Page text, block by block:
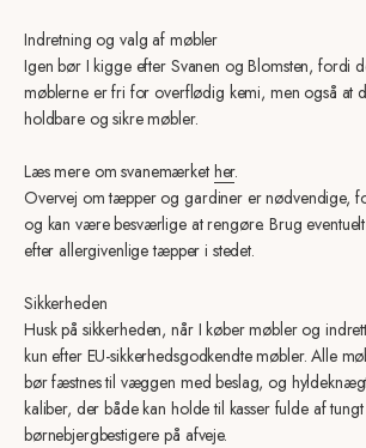
Indretning og valg af møbler
Igen bør I kigge efter Svanen og Blomsten, fordi
møblerne er fri for overflødig kemi, men også at
holdbare og sikre møbler.
Læs mere om svanemærket her.
Overvej om tæpper og gardiner er nødvendige,
og kan være besværlige at rengøre. Brug
efter allergivenlige tæpper i stedet.
Sikkerheden
Husk på sikkerheden, når I køber møbler og
kun efter EU-sikkerhedsgodkendte møbler. Alle
bør fæstnes til væggen med beslag, og
kaliber, der både kan holde til kasser fulde af
børnebjergbestigere på afveje.